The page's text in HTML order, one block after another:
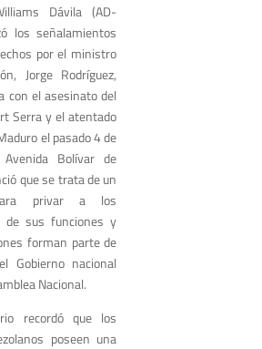
Dávila (AD-
los señalamientos
por el ministro
Jorge Rodríguez,
con el asesinato del
Serra y el atentado
el pasado 4 de
Bolívar de
que se trata de un
privar a los
de sus funciones y
forman parte de
Gobierno nacional
Nacional.
recordó que los
poseen una